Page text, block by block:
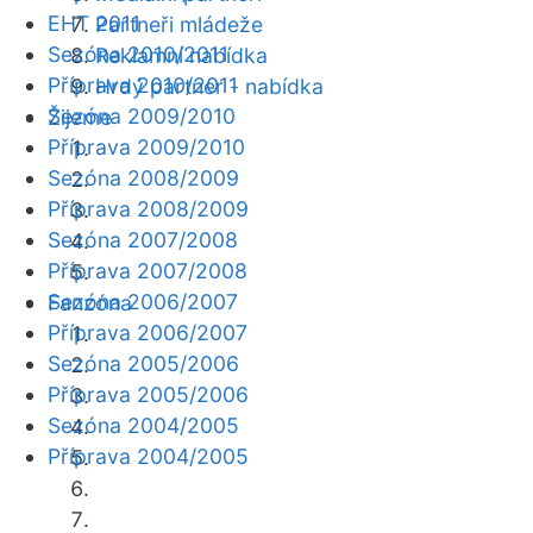
Partneři mládeže
Reklamní nabídka
Hrdý partner - nabídka
Žijeme
Fanzóna
EHT 2011
Sezóna 2010/2011
Příprava 2010/2011
Sezóna 2009/2010
Příprava 2009/2010
Sezóna 2008/2009
Příprava 2008/2009
Sezóna 2007/2008
Příprava 2007/2008
Sezóna 2006/2007
Příprava 2006/2007
Sezóna 2005/2006
Příprava 2005/2006
Sezóna 2004/2005
Příprava 2004/2005